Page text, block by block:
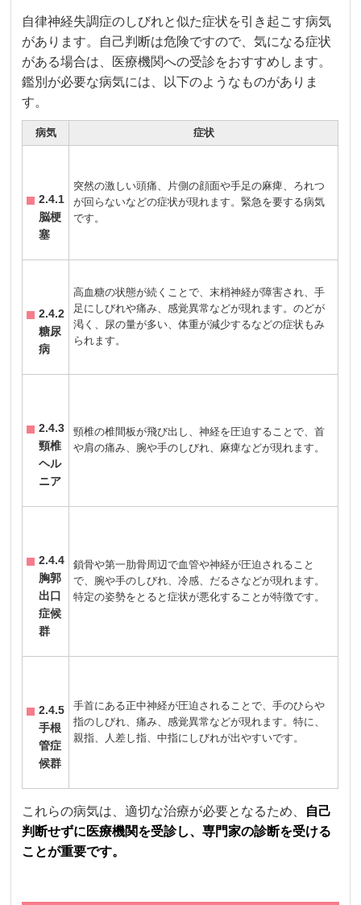
自律神経失調症のしびれと似た症状を引き起こす病気
があります。自己判断は危険ですので、気になる症状
がある場合は、医療機関への受診をおすすめします。
鑑別が必要な病気には、以下のようなものがありま
す。
病気 症状
2.4.1
脳梗
塞
突然の激しい頭痛、片側の顔面や手足の麻痺、ろれつ
が回らないなどの症状が現れます。緊急を要する病気
です。
2.4.2
糖尿
病
高血糖の状態が続くことで、末梢神経が障害され、手
足にしびれや痛み、感覚異常などが現れます。のどが
渇く、尿の量が多い、体重が減少するなどの症状もみ
られます。
2.4.3
頸椎
ヘル
ニア
頸椎の椎間板が飛び出し、神経を圧迫することで、首
や肩の痛み、腕や手のしびれ、麻痺などが現れます。
2.4.4
胸郭
出口
症候
群
鎖骨や第一肋骨周辺で血管や神経が圧迫されること
で、腕や手のしびれ、冷感、だるさなどが現れます。
特定の姿勢をとると症状が悪化することが特徴です。
2.4.5
手根
管症
候群
手首にある正中神経が圧迫されることで、手のひらや
指のしびれ、痛み、感覚異常などが現れます。特に、
親指、人差し指、中指にしびれが出やすいです。
これらの病気は、適切な治療が必要となるため、
自己
判断せずに医療機関を受診し、専門家の診断を受ける
ことが重要です。